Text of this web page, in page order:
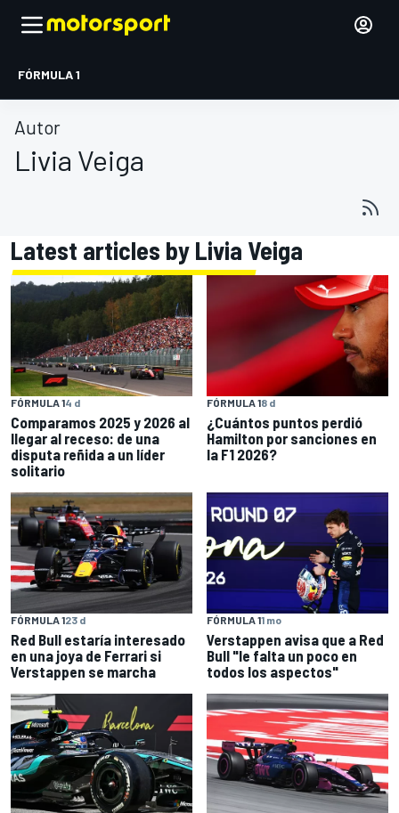
FÓRMULA 1
Autor
Livia Veiga
Latest articles by Livia Veiga
FÓRMULA 14 d
Comparamos 2025 y 2026 al
llegar al receso: de una
disputa reñida a un líder
solitario
FÓRMULA 18 d
¿Cuántos puntos perdió
Hamilton por sanciones en
la F1 2026?
FÓRMULA 123 d
Red Bull estaría interesado
en una joya de Ferrari si
Verstappen se marcha
FÓRMULA 11 mo
Verstappen avisa que a Red
Bull "le falta un poco en
todos los aspectos"